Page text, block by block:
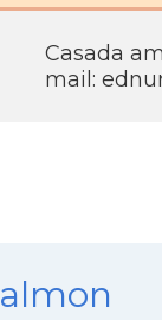
Casada
mail: